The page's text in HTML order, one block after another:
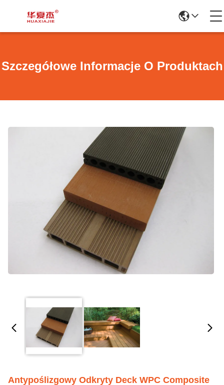
Szczegółowe Informacje O Produktach
Antypoślizgowy Odkryty Deck WPC Composite